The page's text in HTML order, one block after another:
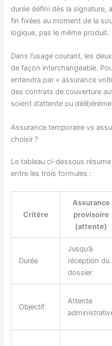
durée défini dès la signature,
fin fixées au moment de la
logique, pas le même produit.
Dans l’usage courant, les
de façon interchangeable.
entendra par « assurance
des contrats de couverture
soient d’attente ou
Assurance temporaire vs
choisir ?
Le tableau ci-dessous
entre les trois formules :
Critère
Assurance
provisoire
(attente)
Durée
Jusqu’à
réception du
dossier
Objectif
Attente